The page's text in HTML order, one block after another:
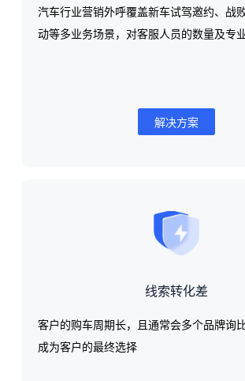
汽车行业营销外呼覆盖新车试驾邀约、战
动等多业务场景，对客服人员的数量及专
解决方案
线索转化差
客户的购车周期长，且通常会多个品牌询
成为客户的最终选择